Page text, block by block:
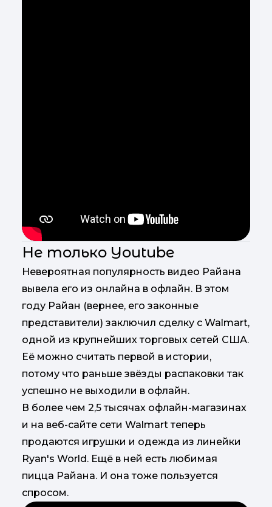
Не только Youtube
Невероятная популярность видео Райана
вывела его из онлайна в офлайн. В этом
году Райан (вернее, его законные
представители) заключил сделку с Walmart,
одной из крупнейших торговых сетей США.
Её можно считать первой в истории,
потому что раньше звёзды распаковки так
успешно не выходили в офлайн.
В более чем 2,5 тысячах офлайн-магазинах
и на веб-сайте сети Walmart теперь
продаются игрушки и одежда из линейки
Ryan's World. Ещё в ней есть любимая
пицца Райана. И она тоже пользуется
спросом.